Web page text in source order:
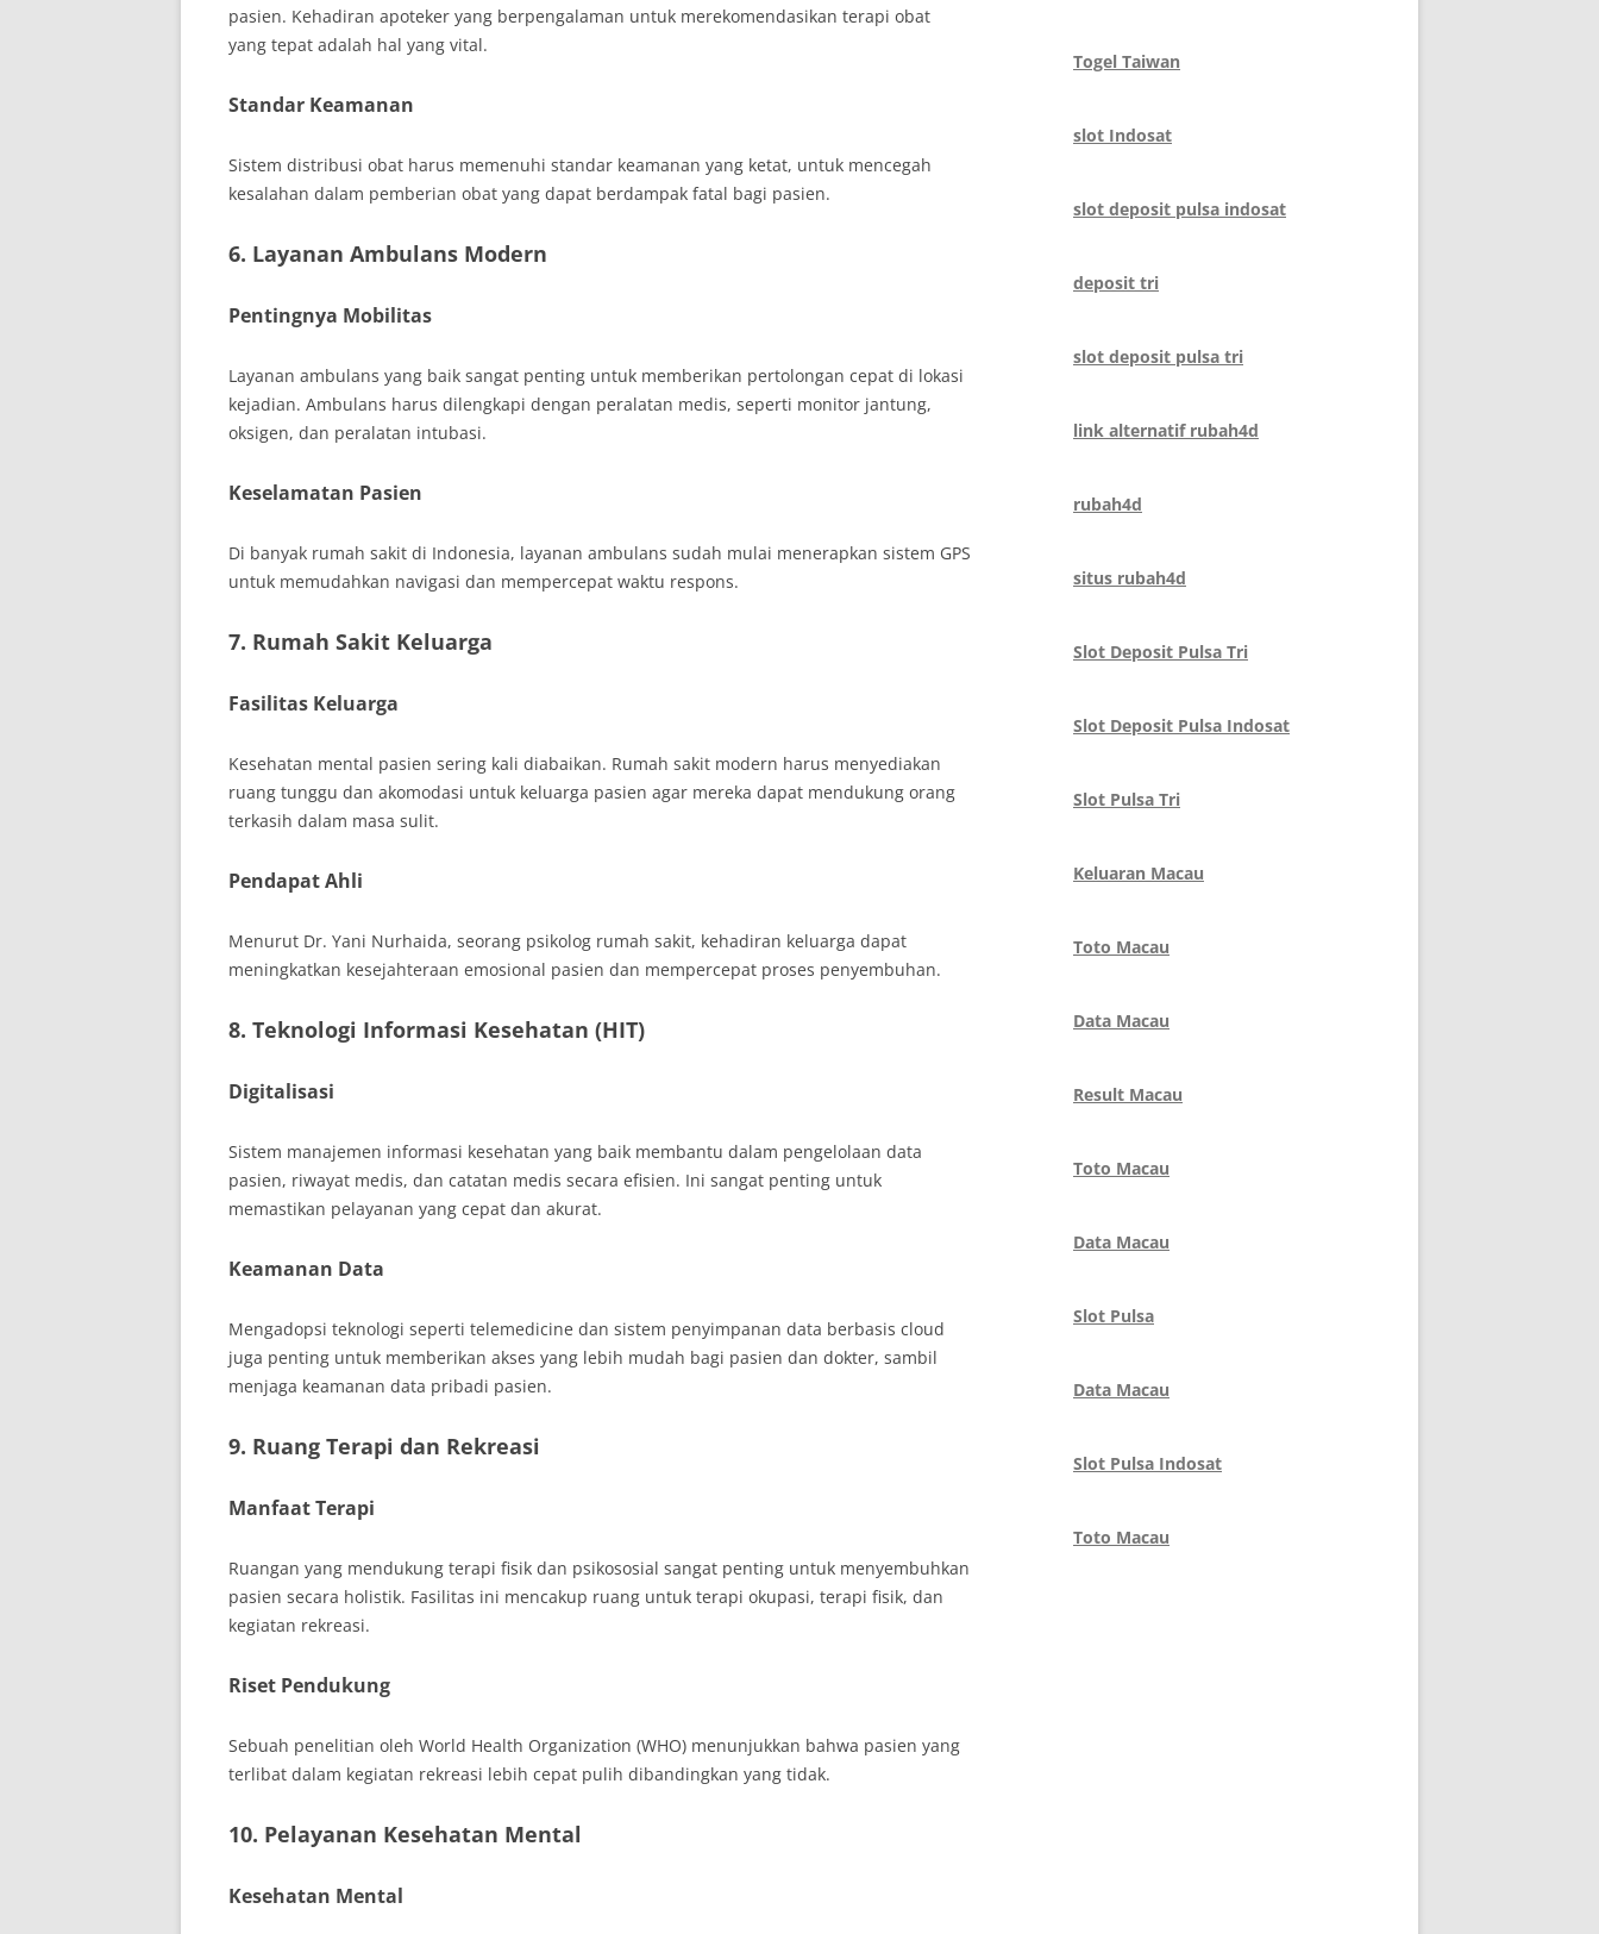
pasien. Kehadiran apoteker yang berpengalaman untuk merekomendasikan terapi obat
yang tepat adalah hal yang vital.
Standar Keamanan
Sistem distribusi obat harus memenuhi standar keamanan yang ketat, untuk mencegah
kesalahan dalam pemberian obat yang dapat berdampak fatal bagi pasien.
6. Layanan Ambulans Modern
Pentingnya Mobilitas
Layanan ambulans yang baik sangat penting untuk memberikan pertolongan cepat di lokasi
kejadian. Ambulans harus dilengkapi dengan peralatan medis, seperti monitor jantung,
oksigen, dan peralatan intubasi.
Keselamatan Pasien
Di banyak rumah sakit di Indonesia, layanan ambulans sudah mulai menerapkan sistem GPS
untuk memudahkan navigasi dan mempercepat waktu respons.
7. Rumah Sakit Keluarga
Fasilitas Keluarga
Kesehatan mental pasien sering kali diabaikan. Rumah sakit modern harus menyediakan
ruang tunggu dan akomodasi untuk keluarga pasien agar mereka dapat mendukung orang
terkasih dalam masa sulit.
Pendapat Ahli
Menurut Dr. Yani Nurhaida, seorang psikolog rumah sakit, kehadiran keluarga dapat
meningkatkan kesejahteraan emosional pasien dan mempercepat proses penyembuhan.
8. Teknologi Informasi Kesehatan (HIT)
Digitalisasi
Sistem manajemen informasi kesehatan yang baik membantu dalam pengelolaan data
pasien, riwayat medis, dan catatan medis secara efisien. Ini sangat penting untuk
memastikan pelayanan yang cepat dan akurat.
Keamanan Data
Mengadopsi teknologi seperti telemedicine dan sistem penyimpanan data berbasis cloud
juga penting untuk memberikan akses yang lebih mudah bagi pasien dan dokter, sambil
menjaga keamanan data pribadi pasien.
9. Ruang Terapi dan Rekreasi
Manfaat Terapi
Ruangan yang mendukung terapi fisik dan psikososial sangat penting untuk menyembuhkan
pasien secara holistik. Fasilitas ini mencakup ruang untuk terapi okupasi, terapi fisik, dan
kegiatan rekreasi.
Riset Pendukung
Sebuah penelitian oleh World Health Organization (WHO) menunjukkan bahwa pasien yang
terlibat dalam kegiatan rekreasi lebih cepat pulih dibandingkan yang tidak.
10. Pelayanan Kesehatan Mental
Kesehatan Mental
Togel Taiwan
slot Indosat
slot deposit pulsa indosat
deposit tri
slot deposit pulsa tri
link alternatif rubah4d
rubah4d
situs rubah4d
Slot Deposit Pulsa Tri
Slot Deposit Pulsa Indosat
Slot Pulsa Tri
Keluaran Macau
Toto Macau
Data Macau
Result Macau
Toto Macau
Data Macau
Slot Pulsa
Data Macau
Slot Pulsa Indosat
Toto Macau